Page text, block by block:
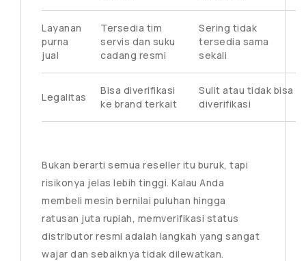
Layanan
purna
jual
Tersedia tim
servis dan suku
cadang resmi
Sering tidak
tersedia sama
sekali
Legalitas
Bisa diverifikasi
ke brand terkait
Sulit atau tidak bisa
diverifikasi
Bukan berarti semua reseller itu buruk, tapi
risikonya jelas lebih tinggi. Kalau Anda
membeli mesin bernilai puluhan hingga
ratusan juta rupiah, memverifikasi status
distributor resmi adalah langkah yang sangat
wajar dan sebaiknya tidak dilewatkan.